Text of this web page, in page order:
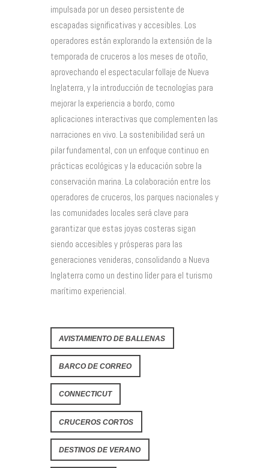
impulsada por un deseo persistente de
escapadas significativas y accesibles. Los
operadores están explorando la extensión de la
temporada de cruceros a los meses de otoño,
aprovechando el espectacular follaje de Nueva
Inglaterra, y la introducción de tecnologías para
mejorar la experiencia a bordo, como
aplicaciones interactivas que complementen las
narraciones en vivo. La sostenibilidad será un
pilar fundamental, con un enfoque continuo en
prácticas ecológicas y la educación sobre la
conservación marina. La colaboración entre los
operadores de cruceros, los parques nacionales y
las comunidades locales será clave para
garantizar que estas joyas costeras sigan
siendo accesibles y prósperas para las
generaciones venideras, consolidando a Nueva
Inglaterra como un destino líder para el turismo
marítimo experiencial.
AVISTAMIENTO DE BALLENAS
BARCO DE CORREO
CONNECTICUT
CRUCEROS CORTOS
DESTINOS DE VERANO